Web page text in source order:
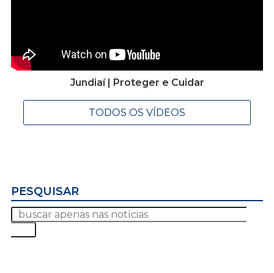
Jundiaí | Proteger e Cuidar
TODOS OS VÍDEOS
PESQUISAR